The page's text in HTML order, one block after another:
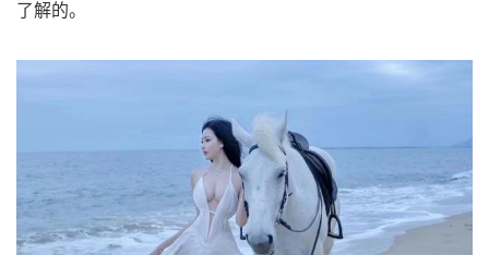
了解的。